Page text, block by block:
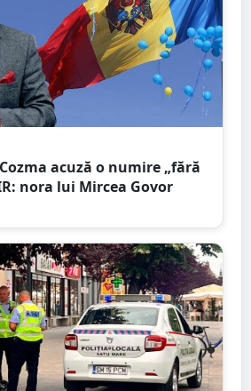
acuză o numire „fără
nora lui Mircea Govor